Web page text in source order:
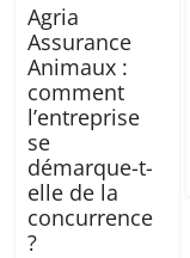
Agria
Assurance
Animaux :
comment
l’entreprise
se
démarque-t-
elle de la
concurrence
?